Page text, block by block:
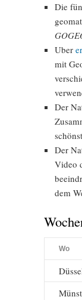
Die
Uber
mit
Der
Der
Video
dem
Wo